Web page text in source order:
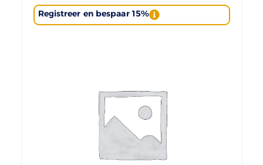
Registreer en bespaar 15%